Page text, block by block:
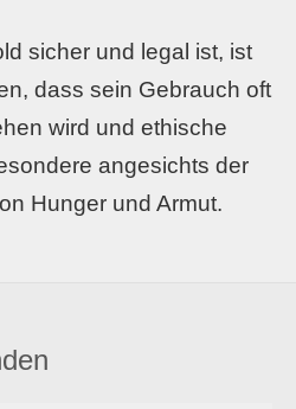
sicher und legal ist, ist
dass sein Gebrauch oft
wird und ethische
angesichts der
Hunger und Armut.